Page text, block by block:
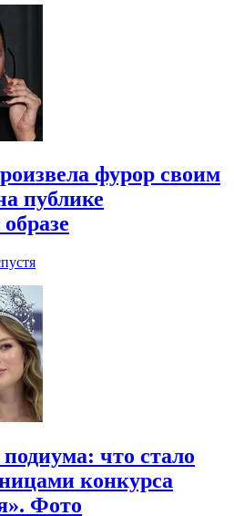
фурор своим
публике
что стало
конкурса
Фото